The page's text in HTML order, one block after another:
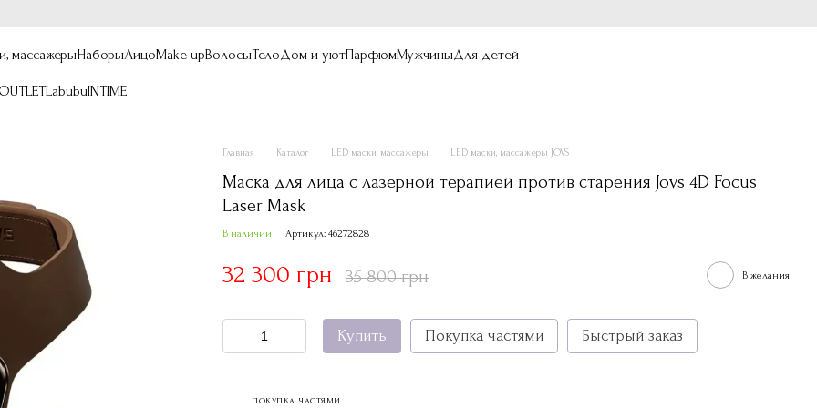
массажерыНаборыЛицоMake upВолосыТелоДом и уютПарфюмМужчиныДля детей
OUTLETLabubuINTIME
Главная Каталог LED маски, массажеры LED маски, массажеры JOVS
Маска для лица с лазерной терапией против старения Jovs 4D Focus
Laser Mask
В наличии Артикул: 46272828
32 300 грн 35 800 грн В желания
Купить Покупка частями Быстрый заказ
ПОКУПКА ЧАСТЯМИ